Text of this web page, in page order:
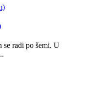
radi po šemi. U